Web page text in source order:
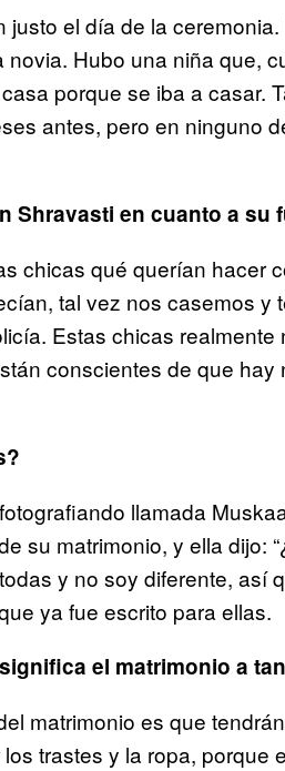
el día de la
Hubo una niña que,
porque se iba a casar.
antes, pero en ninguno
Shravasti en cuanto a su
chicas qué querían hacer
tal vez nos casemos y
Estas chicas realmente
conscientes de que
llamada
su matrimonio, y ella dijo:
y no soy diferente, así
ya fue escrito para ellas.
el matrimonio a
matrimonio es que
trastes y la ropa, porque